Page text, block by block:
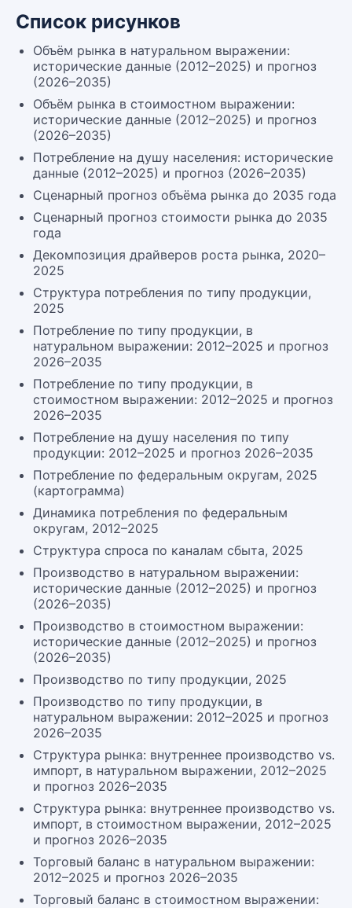
Список рисунков
Объём рынка в натуральном выражении:
исторические данные (2012–2025) и прогноз
(2026–2035)
Объём рынка в стоимостном выражении:
исторические данные (2012–2025) и прогноз
(2026–2035)
Потребление на душу населения: исторические
данные (2012–2025) и прогноз (2026–2035)
Сценарный прогноз объёма рынка до 2035 года
Сценарный прогноз стоимости рынка до 2035
года
Декомпозиция драйверов роста рынка, 2020–
2025
Структура потребления по типу продукции,
2025
Потребление по типу продукции, в
натуральном выражении: 2012–2025 и прогноз
2026–2035
Потребление по типу продукции, в
стоимостном выражении: 2012–2025 и прогноз
2026–2035
Потребление на душу населения по типу
продукции: 2012–2025 и прогноз 2026–2035
Потребление по федеральным округам, 2025
(картограмма)
Динамика потребления по федеральным
округам, 2012–2025
Структура спроса по каналам сбыта, 2025
Производство в натуральном выражении:
исторические данные (2012–2025) и прогноз
(2026–2035)
Производство в стоимостном выражении:
исторические данные (2012–2025) и прогноз
(2026–2035)
Производство по типу продукции, 2025
Производство по типу продукции, в
натуральном выражении: 2012–2025 и прогноз
2026–2035
Структура рынка: внутреннее производство vs.
импорт, в натуральном выражении, 2012–2025
и прогноз 2026–2035
Структура рынка: внутреннее производство vs.
импорт, в стоимостном выражении, 2012–2025
и прогноз 2026–2035
Торговый баланс в натуральном выражении:
2012–2025 и прогноз 2026–2035
Торговый баланс в стоимостном выражении: